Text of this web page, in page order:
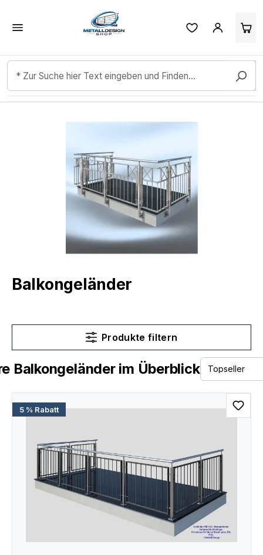
Zum Hauptinhalt springen
Balkongeländer
Produkte filtern
Balkongeländer im Überblick
5 % Rabatt